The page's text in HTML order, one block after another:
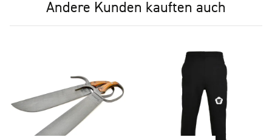
Andere Kunden kauften auch